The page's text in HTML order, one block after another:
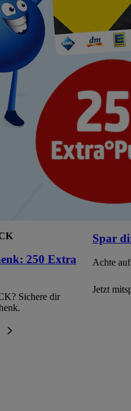
250 Extra
Sichere dir
Spar
Achte
Jetzt